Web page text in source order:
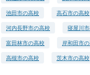
池田市の高校
高石市の高校
河内長野市の高校
寝屋川
富田林市の高校
岸和田市
高槻市の高校
茨木市の高校